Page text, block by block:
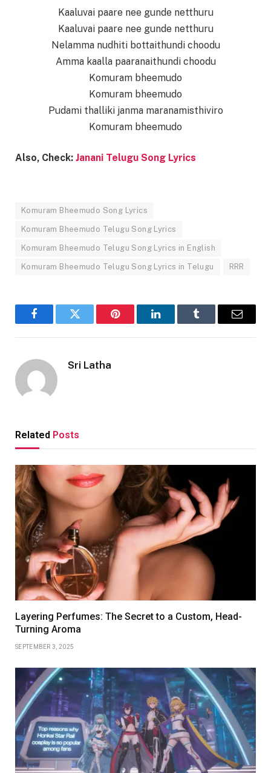
Kaaluvai paare nee gunde netthuru
Kaaluvai paare nee gunde netthuru
Nelamma nudhiti bottaithundi choodu
Amma kaalla paaranaithundi choodu
Komuram bheemudo
Komuram bheemudo
Pudami thalliki janma maranamisthiviro
Komuram bheemudo
Also, Check: Janani Telugu Song Lyrics
Komuram Bheemudo Song Lyrics
Komuram Bheemudo Telugu Song Lyrics
Komuram Bheemudo Telugu Song Lyrics in English
Komuram Bheemudo Telugu Song Lyrics in Telugu RRR
FacebookTwitter Pinterest LinkedInTumblr Email
Sri Latha
Related Posts
Layering Perfumes: The Secret to a Custom, Head-
Turning Aroma
SEPTEMBER 3, 2025